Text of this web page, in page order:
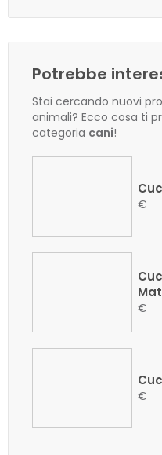
Potrebbe
Stai cercando nuovi
animali? Ecco cosa ti
categoria cani!
€
€
€